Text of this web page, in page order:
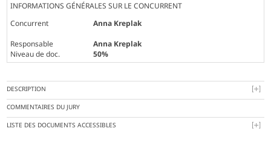
INFORMATIONS GÉNÉRALES SUR LE CONCURRENT
Concurrent
Anna Kreplak
Responsable
Anna Kreplak
Niveau de doc.
50%
DESCRIPTION
COMMENTAIRES DU JURY
LISTE DES DOCUMENTS ACCESSIBLES